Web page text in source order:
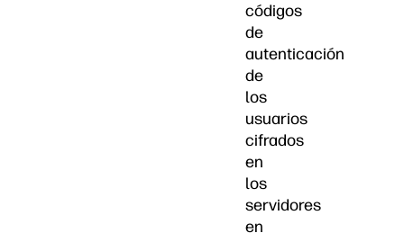
códigos
de
autenticación
de
los
usuarios
cifrados
en
los
servidores
en